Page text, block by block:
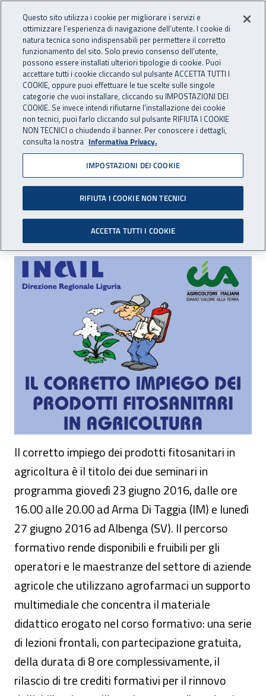
INAIL - Istituto Nazionale
Apri cerca
Navigazione principale
Navigazione - Ti trovi in:
Home Inail comunica Eventi
dal 23 al 27 giugno 2016
Seminario: Il corretto
impiego dei prodotti
fitosanitari in agricoltura
Seminario: Il corretto impiego dei
Il corretto impiego dei prodotti fitosanitari in
agricoltura è il titolo dei due seminari in
programma giovedì 23 giugno 2016, dalle ore
16.00 alle 20.00 ad Arma Di Taggia (IM) e lunedì
27 giugno 2016 ad Albenga (SV). Il percorso
formativo rende disponibili e fruibili per gli
operatori e le maestranze del settore di aziende
agricole che utilizzano agrofarmaci un supporto
multimediale che concentra il materiale
didattico erogato nel corso formativo: una serie
di lezioni frontali, con partecipazione gratuita,
della durata di 8 ore complessivamente, il
rilascio di tre crediti formativi per il rinnovo
Questo sito utilizza i cookie per migliorare i servizi e
ottimizzare l’esperienza di navigazione dell’utente. I cookie di
natura tecnica sono indispensabili per permettere il corretto
funzionamento del sito. Solo previo consenso dell’utente,
possono essere installati ulteriori tipologie di cookie. Puoi
accettare tutti i cookie cliccando sul pulsante ACCETTA TUTTI I
COOKIE, oppure puoi effettuare le tue scelte sulle singole
categorie che vuoi installare, cliccando su IMPOSTAZIONI DEI
COOKIE. Se invece intendi rifiutarne l’installazione dei cookie
non tecnici, puoi farlo cliccando sul pulsante RIFIUTA I COOKIE
NON TECNICI o chiudendo il banner. Per conoscere i dettagli,
consulta la nostra Informativa Privacy.
IMPOSTAZIONI DEI COOKIE
RIFIUTA I COOKIE NON TECNICI
ACCETTA TUTTI I COOKIE